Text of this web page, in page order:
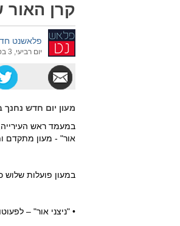
קרן האור
פלאשנט
יום רביעי, 3 בספטמבר 2025, 12:34
מעון יום חדש נחנך
במעמד ראש
אור" - מעון מתקדם
במעון פועלות שלוש
• "ניצני אור" – לפעוטות